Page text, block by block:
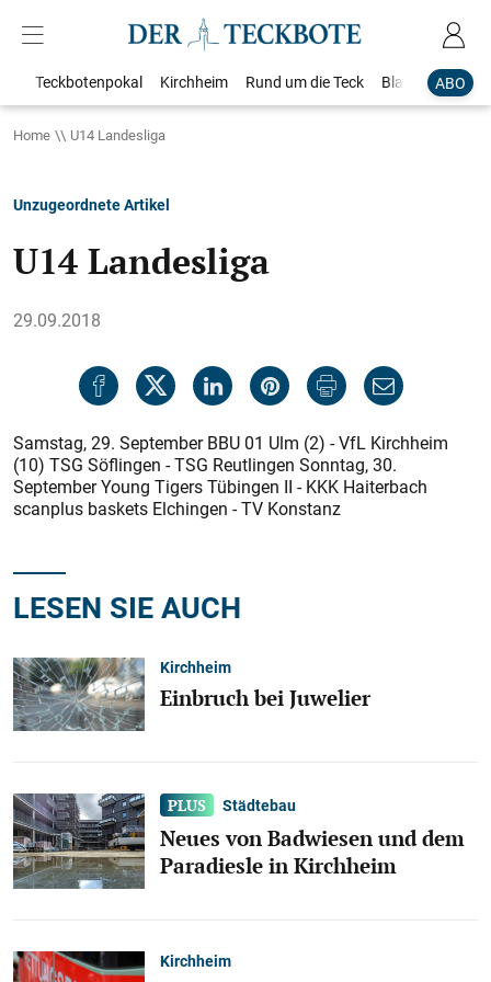
ABO
Teckbotenpokal Kirchheim Rund um die Teck Blaulicht
Home U14 Landesliga
Unzugeordnete Artikel
U14 Landesliga
29.09.2018
Samstag, 29. September BBU 01 Ulm (2) - VfL Kirchheim
(10) TSG Söflingen - TSG Reutlingen Sonntag, 30.
September Young Tigers Tübingen II - KKK Haiterbach
scanplus baskets Elchingen - TV Konstanz
LESEN SIE AUCH
Kirchheim
Einbruch bei Juwelier
Städtebau
Neues von Badwiesen und dem
Paradiesle in Kirchheim
Kirchheim